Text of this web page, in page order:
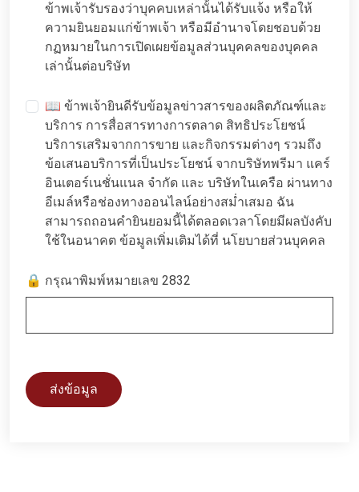
ข้าพเจ้ารับรองว่าบุคคบเหล่านั้นได้รับแจ้ง หรือให้
ความยินยอมแก่ข้าพเจ้า หรือมีอำนาจโดยชอบด้วย
กฏหมายในการเปิดเผยข้อมูลส่วนบุคคลของบุคคล
เล่านั้นต่อบริษัท
📖 ข้าพเจ้ายินดีรับข้อมูลข่าวสารของผลิตภัณฑ์และ
บริการ การสื่อสารทางการตลาด สิทธิประโยชน์
บริการเสริมจากการขาย และกิจกรรมต่างๆ รวมถึง
ข้อเสนอบริการที่เป็นประโยชน์ จากบริษัทพรีมา แคร์
อินเตอร์เนชั่นแนล จำกัด และ บริษัทในเครือ ผ่านทาง
อีเมล์หรือช่องทางออนไลน์อย่างสม่ำเสมอ ฉัน
สามารถถอนคำยินยอมนี้ได้ตลอดเวลาโดยมีผลบังคับ
ใช้ในอนาคต ข้อมูลเพิ่มเติมได้ที่ นโยบายส่วนบุคคล
🔒 กรุณาพิมพ์หมายเลข 2832
ส่งข้อมูล